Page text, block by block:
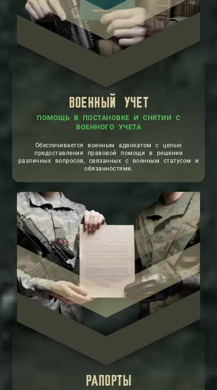
ВОЕННЫЙ УЧЕТ
ПОМОЩЬ В ПОСТАНОВКЕ И СНЯТИИ С
ВОЕННОГО УЧЕТА
Обеспечивается военным адвокатом с целью
предоставления правовой помощи в решении
различных вопросов, связанных с военным статусом и
обязанностями.
РАПОРТЫ